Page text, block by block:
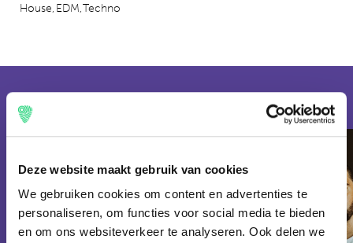
Deze website maakt gebruik van cookies
We gebruiken cookies om content en advertenties te
personaliseren, om functies voor social media te bieden
en om ons websiteverkeer te analyseren. Ook delen we
House, EDM,Techno
Line up